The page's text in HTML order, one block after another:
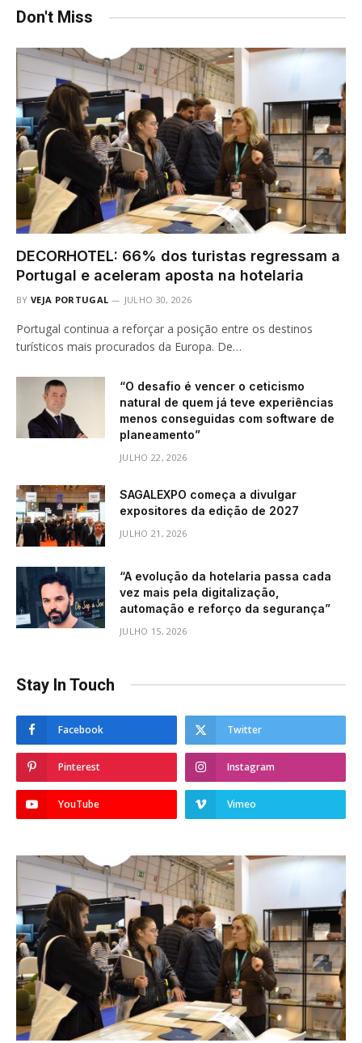
Don't Miss
DECORHOTEL: 66% dos turistas regressam a
Portugal e aceleram aposta na hotelaria
BY VEJA PORTUGAL JULHO 30, 2026
Portugal continua a reforçar a posição entre os destinos
turísticos mais procurados da Europa. De…
“O desafio é vencer o ceticismo
natural de quem já teve experiências
menos conseguidas com software de
planeamento”
JULHO 22, 2026
SAGALEXPO começa a divulgar
expositores da edição de 2027
JULHO 21, 2026
“A evolução da hotelaria passa cada
vez mais pela digitalização,
automação e reforço da segurança”
JULHO 15, 2026
Stay In Touch
Facebook Twitter
Pinterest Instagram
YouTube Vimeo